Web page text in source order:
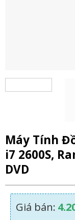
Máy Tính
i7 2600S,
DVD
Giá bán: